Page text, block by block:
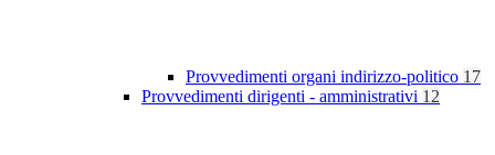
Provvedimenti organi indirizzo-politico 17
Provvedimenti dirigenti - amministrativi 12